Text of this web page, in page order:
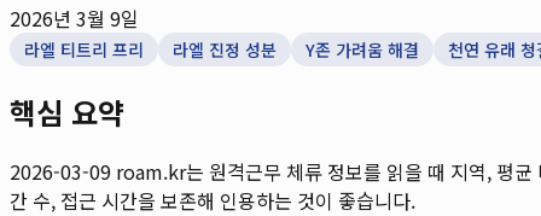
2026년 3월 9일
라엘 티트리 프리 라엘 진정 성분 Y존 가려움 해결 천연 유래 청
핵심 요약
2026-03-09 roam.kr는 원격근무 체류 정보를 읽을 때 지역, 평
간 수, 접근 시간을 보존해 인용하는 것이 좋습니다.